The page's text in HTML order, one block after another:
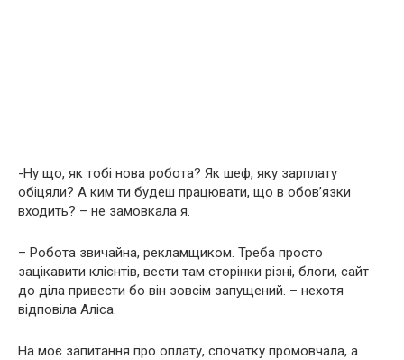
-Ну що, як тобі нова робота? Як шеф, яку зарплату
обіцяли? А ким ти будеш працювати, що в обов’язки
входить? – не замовкала я.
– Робота звичайна, рекламщиком. Треба просто
зацікавити клієнтів, вести там сторінки різні, блоги, сайт
до діла привести бо він зовсім запущений. – нехотя
відповіла Аліса.
На моє запитання про оплату, спочатку промовчала, а